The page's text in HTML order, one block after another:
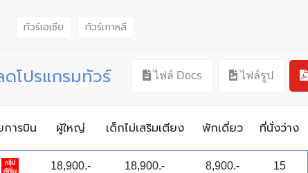
ทัวร์เอเชีย ทัวร์เกาหลี
ดโปรแกรมทัวร์ ไฟล์ Docs ไฟล์รูป
การบิน ผู้ใหญ่ เด็กไม่เสริมเตียง พักเดี่ยว ที่นั่งว่าง
18,900.- 18,900.- 8,900.- 15